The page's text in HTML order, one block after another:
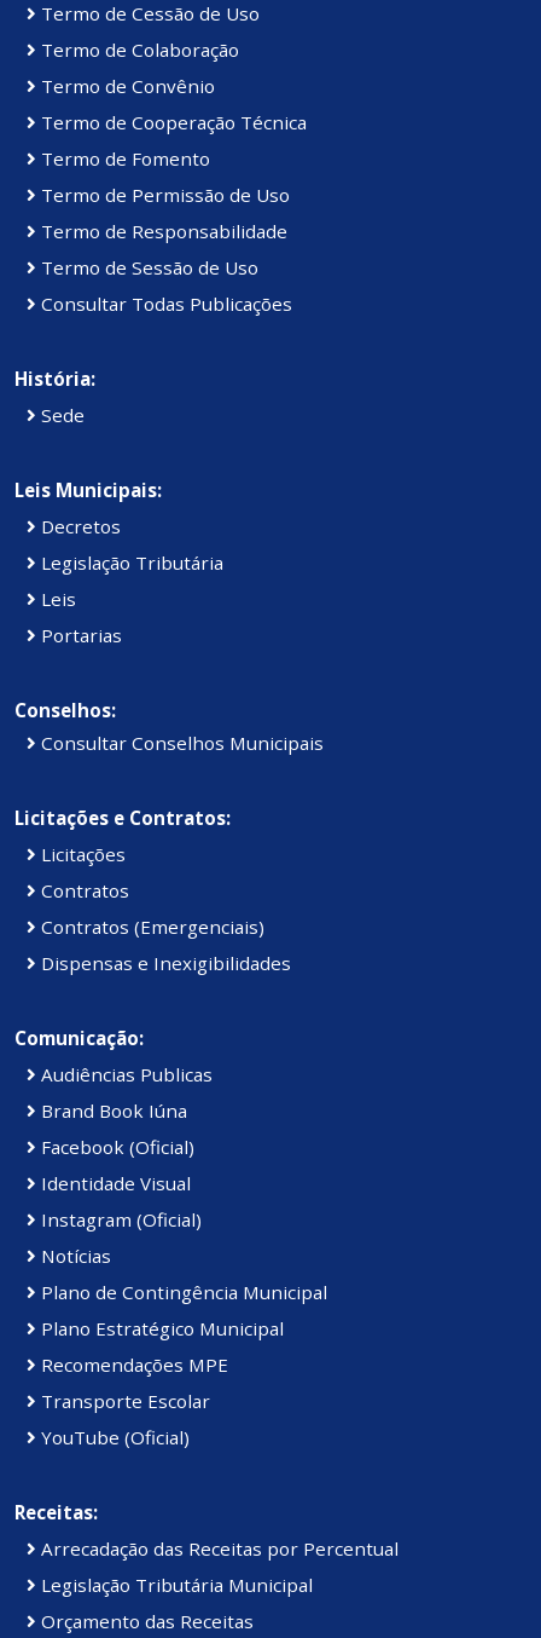
Termo de Cessão de Uso
Termo de Colaboração
Termo de Convênio
Termo de Cooperação Técnica
Termo de Fomento
Termo de Permissão de Uso
Termo de Responsabilidade
Termo de Sessão de Uso
Consultar Todas Publicações
História:
Sede
Leis Municipais:
Decretos
Legislação Tributária
Leis
Portarias
Conselhos:
Consultar Conselhos Municipais
Licitações e Contratos:
Licitações
Contratos
Contratos (Emergenciais)
Dispensas e Inexigibilidades
Comunicação:
Audiências Publicas
Brand Book Iúna
Facebook (Oficial)
Identidade Visual
Instagram (Oficial)
Notícias
Plano de Contingência Municipal
Plano Estratégico Municipal
Recomendações MPE
Transporte Escolar
YouTube (Oficial)
Receitas:
Arrecadação das Receitas por Percentual
Legislação Tributária Municipal
Orçamento das Receitas